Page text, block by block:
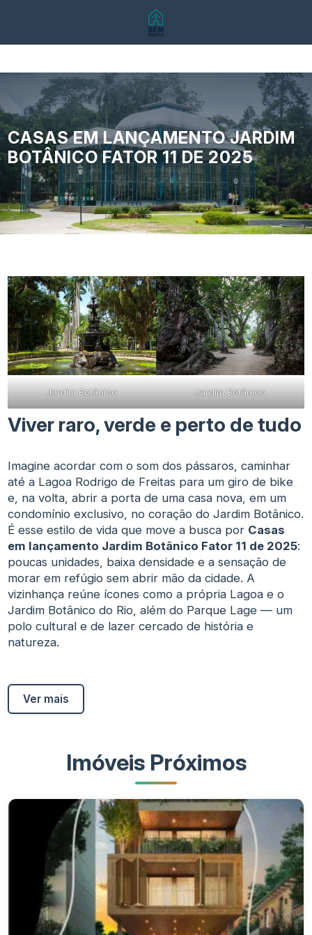
CASAS EM LANÇAMENTO JARDIM
BOTÂNICO FATOR 11 DE 2025
Jardim Botânico Jardim Botânico
Viver raro, verde e perto de tudo
Imagine acordar com o som dos pássaros, caminhar
até a Lagoa Rodrigo de Freitas para um giro de bike
e, na volta, abrir a porta de uma casa nova, em um
condomínio exclusivo, no coração do Jardim Botânico.
É esse estilo de vida que move a busca por Casas
em lançamento Jardim Botânico Fator 11 de 2025:
poucas unidades, baixa densidade e a sensação de
morar em refúgio sem abrir mão da cidade. A
vizinhança reúne ícones como a própria Lagoa e o
Jardim Botânico do Rio, além do Parque Lage — um
polo cultural e de lazer cercado de história e
natureza.
Ver mais
Imóveis Próximos